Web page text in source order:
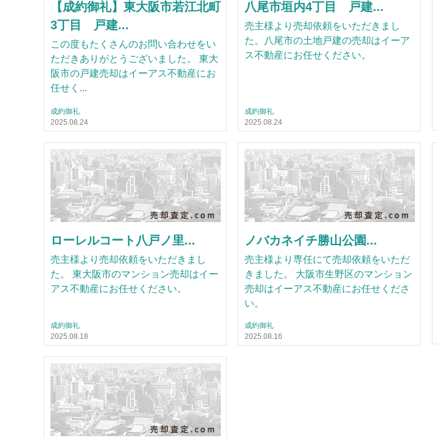
【成約御礼】東大阪市若江北町
3丁目 戸建...
この度もたくさんのお問い合わせをい
ただきありがとうございました。 東大
阪市の戸建売却はイーアス不動産にお
任せく...
成約御礼
2025.08.24
八尾市垣内4丁目 戸建...
売主様より売却依頼をいただきまし
た。八尾市の土地戸建の売却はイーア
ス不動産にお任せください。
成約御礼
2025.08.24
ローレルコート八戸ノ里...
売主様より売却依頼をいただきまし
た。 東大阪市のマンション売却はイー
アス不動産にお任せください。
成約御礼
2025.08.18
ノバカネイチ勝山公園...
売主様より専任にて売却依頼をいただ
きました。 大阪市生野区のマンション
売却はイーアス不動産にお任せくださ
い。
成約御礼
2025.08.16